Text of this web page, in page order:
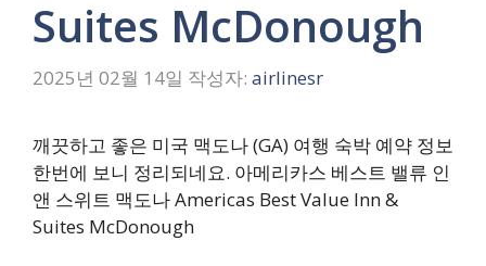
Suites McDonough
2025년 02월 14일 작성자: airlinesr
깨끗하고 좋은 미국 맥도나 (GA) 여행 숙박 예약 정보
한번에 보니 정리되네요. 아메리카스 베스트 밸류 인
앤 스위트 맥도나 Americas Best Value Inn &
Suites McDonough